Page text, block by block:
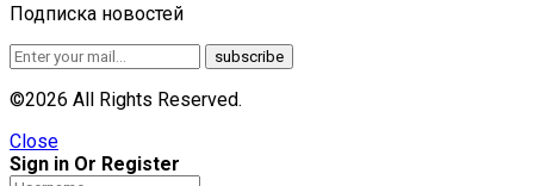
Подписка новостей
©2026 All Rights Reserved.
Close
Sign in Or Register